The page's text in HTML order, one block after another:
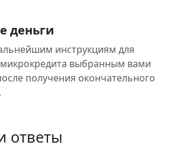
деньги
инструкциям для
выбранным вами
получения окончательного
ответы